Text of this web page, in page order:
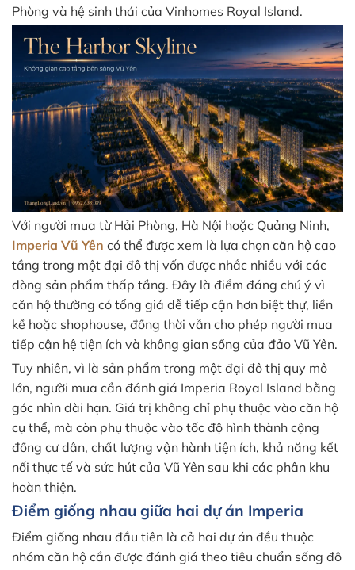
Phòng và hệ sinh thái của Vinhomes Royal Island.
Với người mua từ Hải Phòng, Hà Nội hoặc Quảng Ninh,
Imperia Vũ Yên có thể được xem là lựa chọn căn hộ cao
tầng trong một đại đô thị vốn được nhắc nhiều với các
dòng sản phẩm thấp tầng. Đây là điểm đáng chú ý vì
căn hộ thường có tổng giá dễ tiếp cận hơn biệt thự, liền
kề hoặc shophouse, đồng thời vẫn cho phép người mua
tiếp cận hệ tiện ích và không gian sống của đảo Vũ Yên.
Tuy nhiên, vì là sản phẩm trong một đại đô thị quy mô
lớn, người mua cần đánh giá Imperia Royal Island bằng
góc nhìn dài hạn. Giá trị không chỉ phụ thuộc vào căn hộ
cụ thể, mà còn phụ thuộc vào tốc độ hình thành cộng
đồng cư dân, chất lượng vận hành tiện ích, khả năng kết
nối thực tế và sức hút của Vũ Yên sau khi các phân khu
hoàn thiện.
Điểm giống nhau giữa hai dự án Imperia
Điểm giống nhau đầu tiên là cả hai dự án đều thuộc
nhóm căn hộ cần được đánh giá theo tiêu chuẩn sống đô